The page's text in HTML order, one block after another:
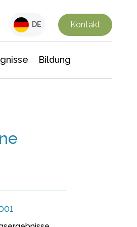
DE Kontakt
Bildung